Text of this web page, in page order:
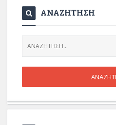
ΑΝΑΖΗΤΗΣΗ